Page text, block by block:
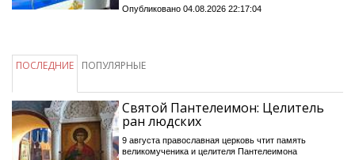
Опубликовано 04.08.2026 22:17:04
ПОСЛЕДНИЕ ПОПУЛЯРНЫЕ
Святой Пантелеимон: Целитель
ран людских
9 августа православная церковь чтит память
великомученика и целителя Пантелеимона